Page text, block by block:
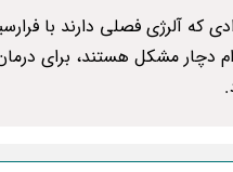
که آلرژی فصلی دارند با
دچار مشکل هستند، برای